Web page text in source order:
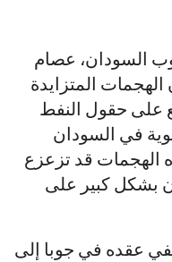
السودان، عصام
المتزايدة
على حقول النفط
في السودان
الهجمات قد تزعزع
بشكل كبير على
عقده في جوبا إلى